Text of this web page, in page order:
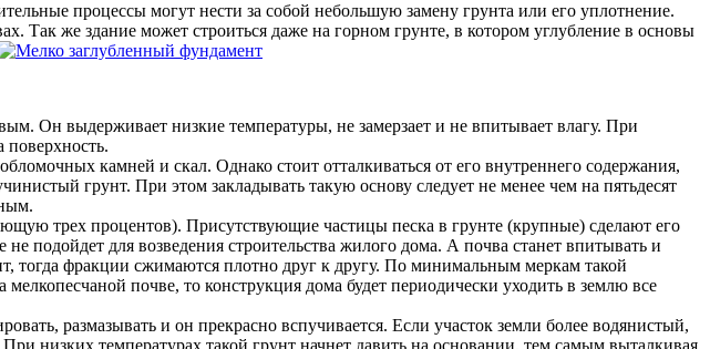
процессы могут нести за собой небольшую замену грунта или его уплотнение.
же здание может строиться даже на горном грунте, в котором углубление в основы
Он выдерживает низкие температуры, не замерзает и не впитывает влагу. При
поверхность.
камней и скал. Однако стоит отталкиваться от его внутреннего содержания,
грунт. При этом закладывать такую основу следует не менее чем на пятьдесят
трех процентов). Присутствующие частицы песка в грунте (крупные) сделают его
подойдет для возведения строительства жилого дома. А почва станет впитывать и
тогда фракции сжимаются плотно друг к другу. По минимальным меркам такой
почве, то конструкция дома будет периодически уходить в землю все
размазывать и он прекрасно вспучивается. Если участок земли более водянистый,